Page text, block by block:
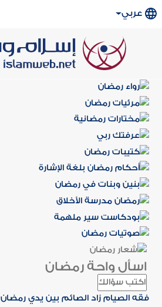
عربي
اسأل واحة رمضان
فقه الصيام زاد الصائم بين يدي رمضان